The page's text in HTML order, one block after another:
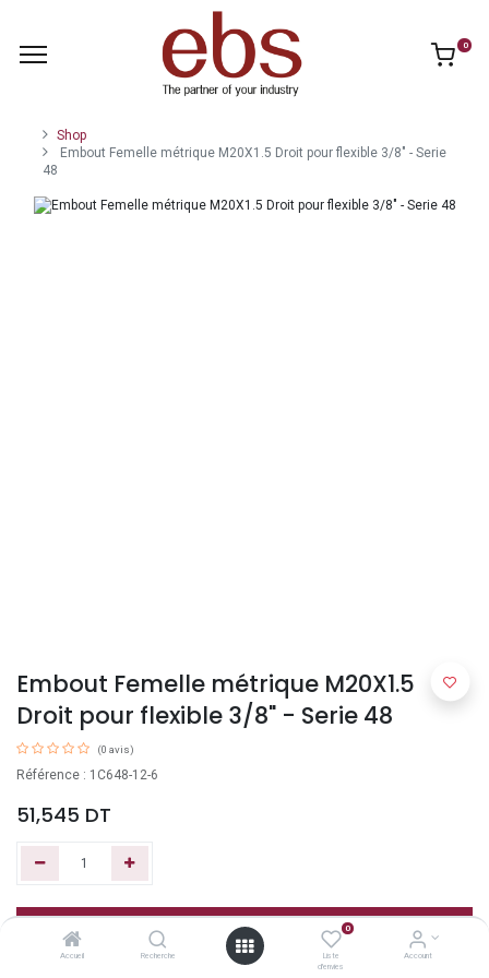
Accueil Recherche
0
Liste
d'envies
Account
0
Shop
Embout Femelle métrique M20X1.5 Droit pour flexible 3/8" - Serie
48
Embout Femelle métrique M20X1.5
Droit pour flexible 3/8" - Serie 48
(0 avis)
Référence : 1C648-12-6
51,545 DT
Ajouter au panier